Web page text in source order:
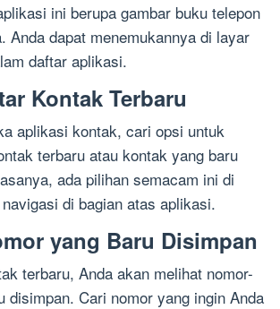
ini berupa gambar buku telepon
Anda dapat menemukannya di layar
daftar aplikasi.
Kontak Terbaru
aplikasi kontak, cari opsi untuk
terbaru atau kontak yang baru
ada pilihan semacam ini di
di bagian atas aplikasi.
yang Baru Disimpan
terbaru, Anda akan melihat nomor-
disimpan. Cari nomor yang ingin Anda